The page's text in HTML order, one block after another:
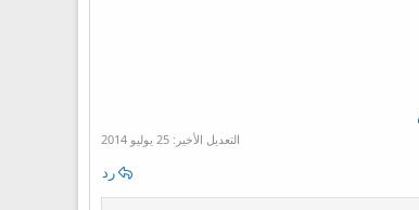
التعديل الأخير: 25 يوليو 2014
رد